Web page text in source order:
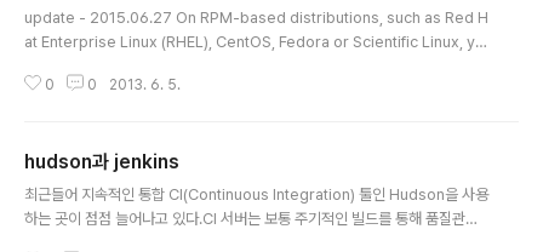
가 생긴다. * Deploy to container Plugin 1.9에서는 c
ontext를 설정할 수 있다. context 값을 /으로 설정하면
캣 플러그인을 이용하는게 아니기때..
update - 2015.06.27 On RPM-based distributions, such as Red H
at Enterprise Linux (RHEL), CentOS, Fedora or Scientific Linux, yo
n a YUM repository.InstallationAdd the Jenkins repository to the
osudo rpm --i..
0 0 2013. 6. 5.
hudson과 jenkins
최근들어 지속적인 통합 CI(Continuous Integration) 툴인 Hudson을 사용
하는 곳이 점점 늘어나고 있다.CI 서버는 보통 주기적인 빌드를 통해 품질관리